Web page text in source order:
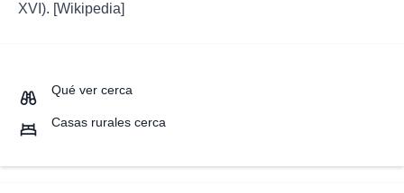
XVI). [Wikipedia]
Qué ver cerca
Casas rurales cerca